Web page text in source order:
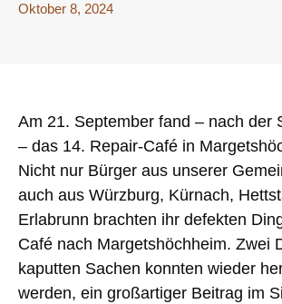
Oktober 8, 2024
Am 21. September fand – nach der
– das 14. Repair-Café in
Nicht nur Bürger aus unserer
auch aus Würzburg, Kürnach,
Erlabrunn brachten ihr defekten
Café nach Margetshöchheim. Zwei
kaputten Sachen konnten wieder
werden, ein großartiger Beitrag im